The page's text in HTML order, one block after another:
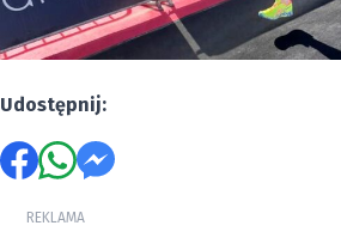
Udostępnij:
REKLAMA